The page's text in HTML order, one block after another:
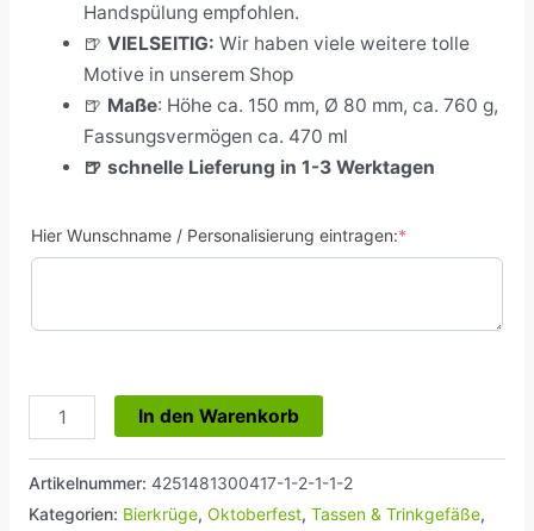
Handspülung empfohlen.
🍺VIELSEITIG:Wir haben viele weitere tolle
Motive in unserem Shop
🍺 Maße: Höhe ca. 150 mm, Ø 80 mm, ca. 760 g,
Fassungsvermögen ca. 470 ml
🍺schnelle Lieferung in 1-3 Werktagen
Hier Wunschname / Personalisierung eintragen:*
In den Warenkorb
Artikelnummer: 4251481300417-1-2-1-1-2
Kategorien: Bierkrüge, Oktoberfest, Tassen & Trinkgefäße,